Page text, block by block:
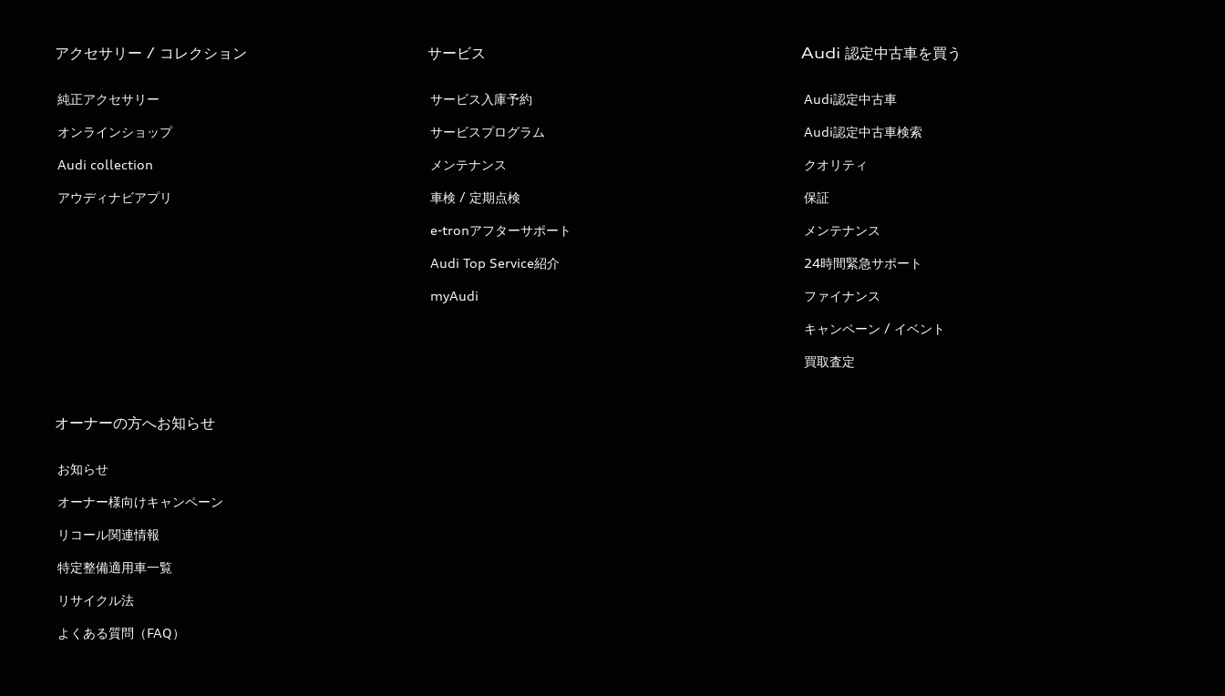
アクセサリー / コレクション
純正アクセサリー
オンラインショップ
Audi collection
アウディナビアプリ
サービス
サービス入庫予約
サービスプログラム
メンテナンス
車検 / 定期点検
e-tronアフターサポート
Audi Top Service紹介
myAudi
Audi 認定中古車を買う
Audi認定中古車
Audi認定中古車検索
クオリティ
保証
メンテナンス
24時間緊急サポート
ファイナンス
キャンペーン / イベント
買取査定
オーナーの方へお知らせ
お知らせ
オーナー様向けキャンペーン
リコール関連情報
特定整備適用車一覧
リサイクル法
よくある質問（FAQ）